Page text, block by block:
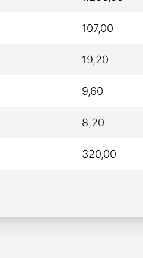
107,00
19,20
9,60
8,20
320,00